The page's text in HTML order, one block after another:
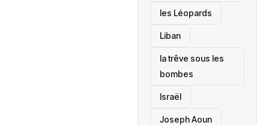
les Léopards
‎Liban
la trêve sous les
bombes
Israël
Joseph Aoun